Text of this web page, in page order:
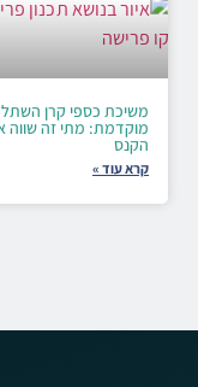
משיכת כספי קרן
מוקדמת: מתי זה שווה
הקנס
קרא עוד »